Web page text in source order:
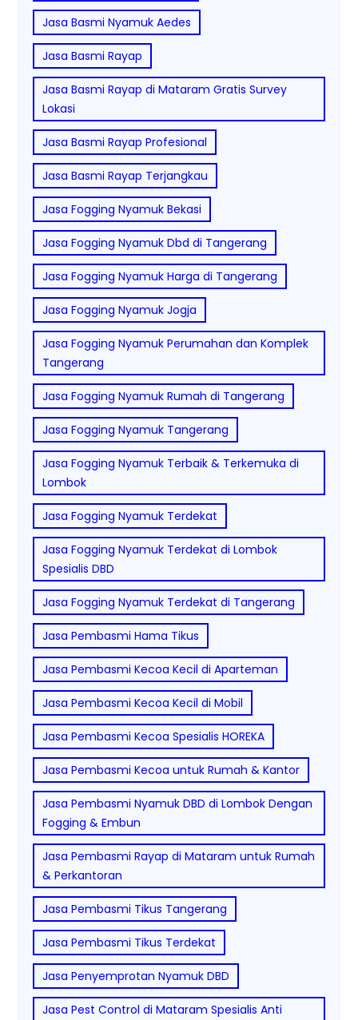
Jasa Basmi Nyamuk Aedes
Jasa Basmi Rayap
Jasa Basmi Rayap di Mataram Gratis Survey
Lokasi
Jasa Basmi Rayap Profesional
Jasa Basmi Rayap Terjangkau
Jasa Fogging Nyamuk Bekasi
Jasa Fogging Nyamuk Dbd di Tangerang
Jasa Fogging Nyamuk Harga di Tangerang
Jasa Fogging Nyamuk Jogja
Jasa Fogging Nyamuk Perumahan dan Komplek
Tangerang
Jasa Fogging Nyamuk Rumah di Tangerang
Jasa Fogging Nyamuk Tangerang
Jasa Fogging Nyamuk Terbaik & Terkemuka di
Lombok
Jasa Fogging Nyamuk Terdekat
Jasa Fogging Nyamuk Terdekat di Lombok
Spesialis DBD
Jasa Fogging Nyamuk Terdekat di Tangerang
Jasa Pembasmi Hama Tikus
Jasa Pembasmi Kecoa Kecil di Aparteman
Jasa Pembasmi Kecoa Kecil di Mobil
Jasa Pembasmi Kecoa Spesialis HOREKA
Jasa Pembasmi Kecoa untuk Rumah & Kantor
Jasa Pembasmi Nyamuk DBD di Lombok Dengan
Fogging & Embun
Jasa Pembasmi Rayap di Mataram untuk Rumah
& Perkantoran
Jasa Pembasmi Tikus Tangerang
Jasa Pembasmi Tikus Terdekat
Jasa Penyemprotan Nyamuk DBD
Jasa Pest Control di Mataram Spesialis Anti